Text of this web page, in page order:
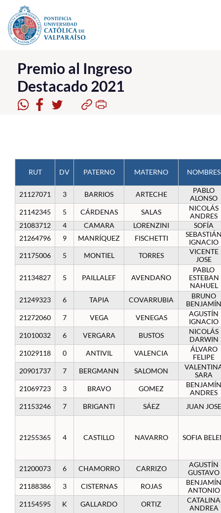
Click acá para ir directamente al contenido
La Universidad
Investigación, Creación e Innovación
PUCV Internacional
Pregrado
Postgrado
Formación Continua
Estudiantes
Académicos
Alumni
English
Premio al Ingreso
Destacado 2021
RUT DV PATERNO MATERNO NOMBRES
21127071 3 BARRIOS ARTECHE
PABLO
ALONSO
21142345
5 CÁRDENAS SALAS
NICOLÁS
ANDRES
21083712
4 CAMARA LORENZINI
SOFÍA
21264796
9 MANRÍQUEZ FISCHETTI
IGNACIO
21175006
5 MONTIEL TORRES
VICENTE
JOSE
21134827 5 PAILLALEF AVENDAÑO
PABLO
ESTEBAN
NAHUEL
21249323
6 TAPIA COVARRUBIA
BRUNO
BENJAMÍN
21272060
7 VEGA VENEGAS
AGUSTÍN
IGNACIO
21010032
6 VERGARA BUSTOS
NICOLÁS
DARWIN
21029118
0 ANTIVIL VALENCIA
ÁLVARO
FELIPE
20901737
7 BERGMANN SALOMON
SARA
21069723
3 BRAVO GOMEZ
BENJAMÍN
ANDRES
21153246
7 BRIGANTI SÁEZ JUAN JOSE
21255365 4 CASTILLO NAVARRO SOFIA
21200073 6 CHAMORRO CARRIZO
AGUSTÍN
GUSTAVO
21188386
3 CISTERNAS ROJAS
BENJAMÍN
ANTONIO
21154595
K GALLARDO ORTIZ
CATALINA
ANDREA